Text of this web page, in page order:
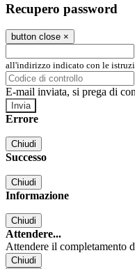
Recupero password
button close ×
all'indirizzo indicato con le
E-mail inviata, si prega di
Errore
Chiudi
Successo
Chiudi
Informazione
Chiudi
Attendere...
Attendere il completamento
Chiudi